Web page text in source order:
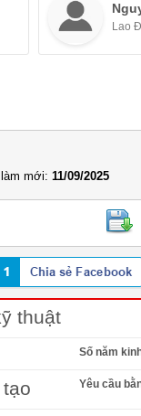
Lao
làm mới: 11/09/2025
thuật
Số năm
Yêu cầu